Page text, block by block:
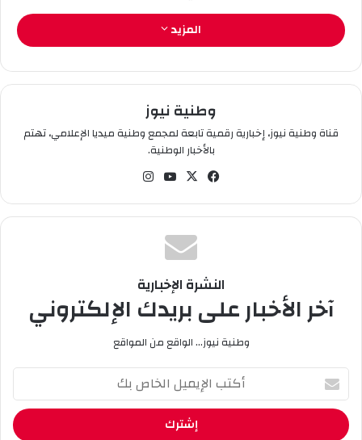
ويبقى الموضوع للمتابعة…
المزيد
وطنية نيوز
قناة وطنية نيوز، إخبارية رقمية تابعة لمجمع وطنية ميديا الإعلامي، تهتم
بالأخبار الوطنية.
في
وك
‫X
‫You
e ام
النشرة الإخبارية
آخر الأخبار على بريدك الإلكتروني
وطنية نيوز... الواقع من المواقع
أ
ب